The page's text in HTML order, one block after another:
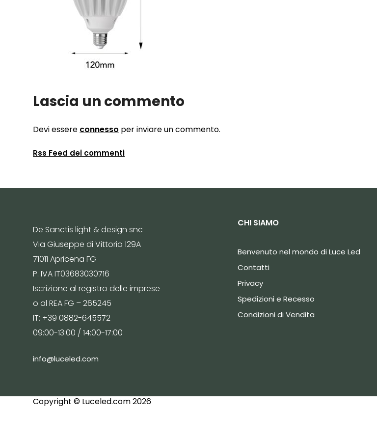
Lascia un commento
Devi essere connesso per inviare un commento.
Rss Feed dei commenti
De Sanctis light & design snc
Via Giuseppe di Vittorio 129A
71011 Apricena FG
P. IVA IT03683030716
Iscrizione al registro delle imprese
o al REA FG – 265245
IT: +39 0882-645572
09:00-13:00 / 14:00-17:00
info@luceled.com
CHI SIAMO
Benvenuto nel mondo di Luce Led
Contatti
Privacy
Spedizioni e Recesso
Condizioni di Vendita
Copyright © Luceled.com 2026